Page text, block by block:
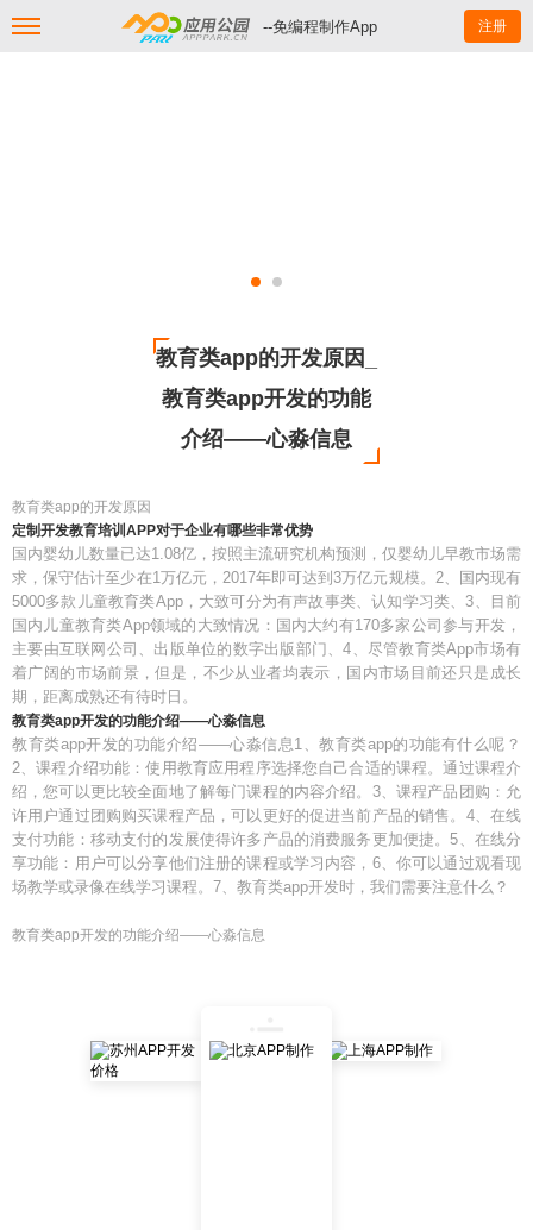
--免编程制作App 注册
教育类app的开发原因_
教育类app开发的功能
介绍——心淼信息
教育类app的开发原因
定制开发教育培训APP对于企业有哪些非常优势
国内婴幼儿数量已达1.08亿，按照主流研究机构预测，仅婴幼儿早教市场需
求，保守估计至少在1万亿元，2017年即可达到3万亿元规模。2、国内现有
5000多款儿童教育类App，大致可分为有声故事类、认知学习类、3、目前
国内儿童教育类App领域的大致情况：国内大约有170多家公司参与开发，
主要由互联网公司、出版单位的数字出版部门、4、尽管教育类App市场有
着广阔的市场前景，但是，不少从业者均表示，国内市场目前还只是成长
期，距离成熟还有待时日。
教育类app开发的功能介绍——心淼信息
教育类app开发的功能介绍——心淼信息1、教育类app的功能有什么呢？
2、课程介绍功能：使用教育应用程序选择您自己合适的课程。通过课程介
绍，您可以更比较全面地了解每门课程的内容介绍。3、课程产品团购：允
许用户通过团购购买课程产品，可以更好的促进当前产品的销售。4、在线
支付功能：移动支付的发展使得许多产品的消费服务更加便捷。5、在线分
享功能：用户可以分享他们注册的课程或学习内容，6、你可以通过观看现
场教学或录像在线学习课程。7、教育类app开发时，我们需要注意什么？
教育类app开发的功能介绍——心淼信息